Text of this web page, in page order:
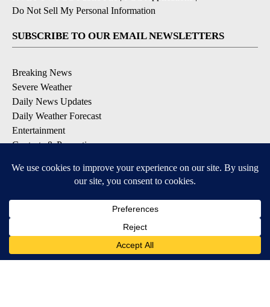
Do Not Sell My Personal Information
SUBSCRIBE TO OUR EMAIL NEWSLETTERS
Breaking News
Severe Weather
Daily News Updates
Daily Weather Forecast
Entertainment
Contests & Promotions
DOWNLOAD OUR APPS
Available for iOS and Android